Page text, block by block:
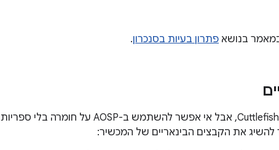
בנושא פתרון בעיות בסנכרון.
אפשר להריץ AOSP ישירות על אמולטורים של Cuttlefish, אבל אי אפשר להשתמש ב-AOSP על חומרה בלי ספריות
להשיג את הקבצים הבינאריים של המכשיר: